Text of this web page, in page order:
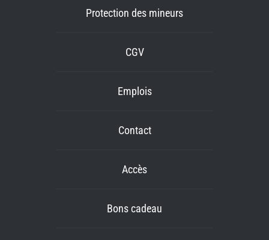
Protection des mineurs
CGV
Emplois
Contact
Accès
Bons cadeau